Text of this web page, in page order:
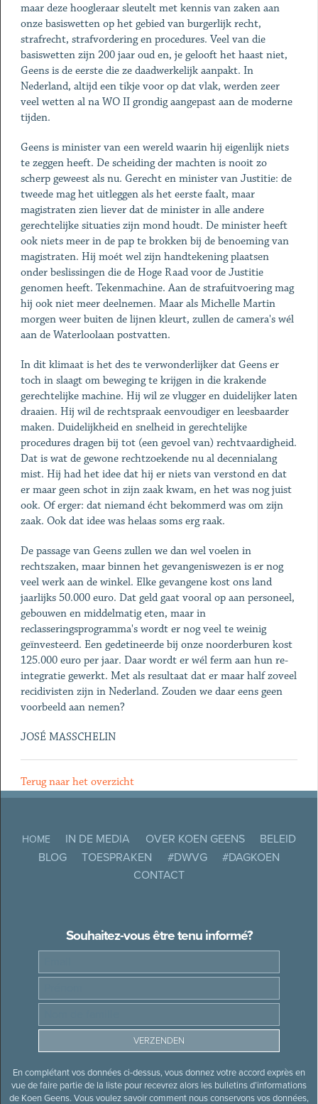
maar deze hoogleraar sleutelt met kennis van zaken aan
onze basiswetten op het gebied van burgerlijk recht,
strafrecht, strafvordering en procedures. Veel van die
basiswetten zijn 200 jaar oud en, je gelooft het haast niet,
Geens is de eerste die ze daadwerkelijk aanpakt. In
Nederland, altijd een tikje voor op dat vlak, werden zeer
veel wetten al na WO II grondig aangepast aan de moderne
tijden.
Geens is minister van een wereld waarin hij eigenlijk niets
te zeggen heeft. De scheiding der machten is nooit zo
scherp geweest als nu. Gerecht en minister van Justitie: de
tweede mag het uitleggen als het eerste faalt, maar
magistraten zien liever dat de minister in alle andere
gerechtelijke situaties zijn mond houdt. De minister heeft
ook niets meer in de pap te brokken bij de benoeming van
magistraten. Hij moét wel zijn handtekening plaatsen
onder beslissingen die de Hoge Raad voor de Justitie
genomen heeft. Tekenmachine. Aan de strafuitvoering mag
hij ook niet meer deelnemen. Maar als Michelle Martin
morgen weer buiten de lijnen kleurt, zullen de camera's wél
aan de Waterloolaan postvatten.
In dit klimaat is het des te verwonderlijker dat Geens er
toch in slaagt om beweging te krijgen in die krakende
gerechtelijke machine. Hij wil ze vlugger en duidelijker laten
draaien. Hij wil de rechtspraak eenvoudiger en leesbaarder
maken. Duidelijkheid en snelheid in gerechtelijke
procedures dragen bij tot (een gevoel van) rechtvaardigheid.
Dat is wat de gewone rechtzoekende nu al decennialang
mist. Hij had het idee dat hij er niets van verstond en dat
er maar geen schot in zijn zaak kwam, en het was nog juist
ook. Of erger: dat niemand écht bekommerd was om zijn
zaak. Ook dat idee was helaas soms erg raak.
De passage van Geens zullen we dan wel voelen in
rechtszaken, maar binnen het gevangeniswezen is er nog
veel werk aan de winkel. Elke gevangene kost ons land
jaarlijks 50.000 euro. Dat geld gaat vooral op aan personeel,
gebouwen en middelmatig eten, maar in
reclasseringsprogramma's wordt er nog veel te weinig
geïnvesteerd. Een gedetineerde bij onze noorderburen kost
125.000 euro per jaar. Daar wordt er wél ferm aan hun re-
integratie gewerkt. Met als resultaat dat er maar half zoveel
recidivisten zijn in Nederland. Zouden we daar eens geen
voorbeeld aan nemen?
JOSÉ MASSCHELIN
Terug naar het overzicht
HOME IN DE MEDIA OVER KOEN GEENS
BELEID
BLOG
TOESPRAKEN #DWVG
#DAGKOEN
CONTACT
Souhaitez-vous être tenu informé?
En complétant vos données ci-dessus, vous donnez votre accord exprès en
vue de faire partie de la liste pour recevrez alors les bulletins d’informations
de Koen Geens. Vous voulez savoir comment nous conservons vos données,